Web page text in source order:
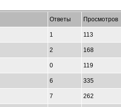
Ответы Просмотров
1 113
2 168
0 119
6 335
7 262